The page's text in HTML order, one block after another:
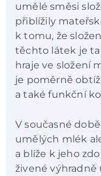
umělé směsi
přiblížily
k tomu, že
těchto látek je
hraje ve složení
je poměrně
a také funkční
V současné
umělých mlék
a blíže k jeho
živené